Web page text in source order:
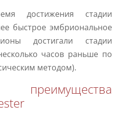
достижения стадии
быстрое эмбриональное
достигали стадии
часов раньше по
методом).